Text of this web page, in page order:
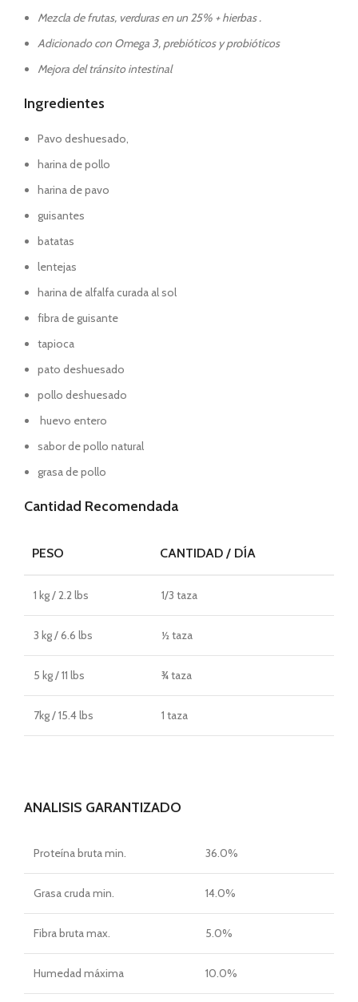
Mezcla de frutas, verduras en un 25% + hierbas .
Adicionado con Omega 3, prebióticos y probióticos
Mejora del tránsito intestinal
Ingredientes
Pavo deshuesado,
harina de pollo
harina de pavo
guisantes
batatas
lentejas
harina de alfalfa curada al sol
fibra de guisante
tapioca
pato deshuesado
pollo deshuesado
huevo entero
sabor de pollo natural
grasa de pollo
Cantidad Recomendada
PESO CANTIDAD / DÍA
1 kg / 2.2 lbs 1/3 taza
3 kg / 6.6 lbs ½ taza
5 kg / 11 lbs ¾ taza
7kg / 15.4 lbs 1 taza
ANALISIS GARANTIZADO
Proteína bruta min. 36.0%
Grasa cruda min. 14.0%
Fibra bruta max. 5.0%
Humedad máxima 10.0%